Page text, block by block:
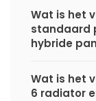
Wat is het
standaard
hybride
Wat is het
6 radiator